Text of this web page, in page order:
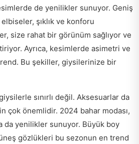
de yenilikler sunuyor. Geniş
şıklık ve konforu
size rahat bir görünüm sağlıyor ve
Ayrıca, kesimlerde asimetri ve
Bu şekiller, giysilerinize bir
sınırlı değil. Aksesuarlar da
çok önemlidir. 2024 bahar modası,
da yenilikler sunuyor. Büyük boy
gözlükleri bu sezonun en trend